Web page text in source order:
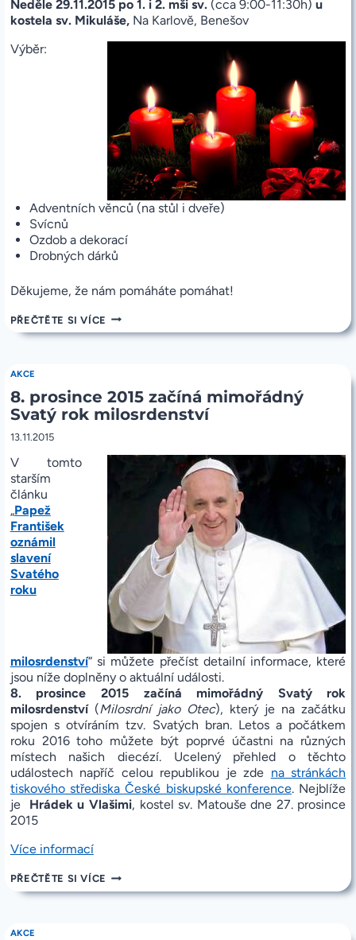
Neděle 29.11.2015 po 1. i 2. mši sv. (cca 9:00-11:30h) u
kostela sv. Mikuláše, Na Karlově, Benešov
Výběr:
Adventních věnců (na stůl i dveře)
Svícnů
Ozdob a dekorací
Drobných dárků
Děkujeme, že nám pomáháte pomáhat!
PŘEČTĚTE SI VÍCE FARNÍ
29.11.2015
AKCE
8. prosince 2015 začíná mimořádný
Svatý rok milosrdenství
13.11.2015
V tomto
starším
článku
„Papež
František
oznámil
slavení
Svatého
roku
milosrdenství“ si můžete přečíst detailní informace, které
jsou níže doplněny o aktuální události.
8. prosince 2015 začíná mimořádný Svatý rok
milosrdenství(Milosrdní jako Otec), který je na začátku
spojen s otvíráním tzv. Svatých bran. Letos a počátkem
roku 2016 toho můžete být poprvé účastni na různých
místech našich diecézí. Ucelený přehled o těchto
událostech napříč celou republikou je zde na stránkách
tiskového střediska České biskupské konference. Nejblíže
je Hrádek u Vlašimi, kostel sv. Matouše dne 27. prosince
2015
Více informací„8.
2015
začíná
PŘEČTĚTE SI VÍCE 8.
AKCE